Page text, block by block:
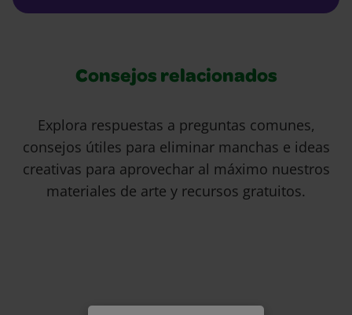
Consejos relacionados
Explora respuestas a preguntas comunes,
consejos útiles para eliminar manchas e ideas
creativas para aprovechar al máximo nuestros
materiales de arte y recursos gratuitos.